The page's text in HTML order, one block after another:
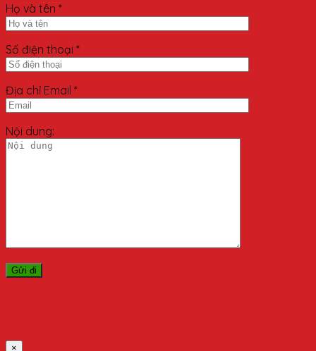
Họ và tên *
Số điện thoại *
Địa chỉ Email *
Nội dung:
×